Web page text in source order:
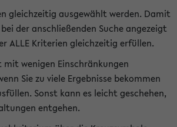
gleichzeitig ausgewählt werden. Damit
der anschließenden Suche angezeigt
ALLE Kriterien gleichzeitig erfüllen.
mit wenigen Einschränkungen
Sie zu viele Ergebnisse bekommen
Sonst kann es leicht geschehen,
entgehen.